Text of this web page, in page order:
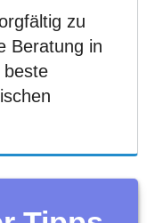
zu
Beratung in
beste